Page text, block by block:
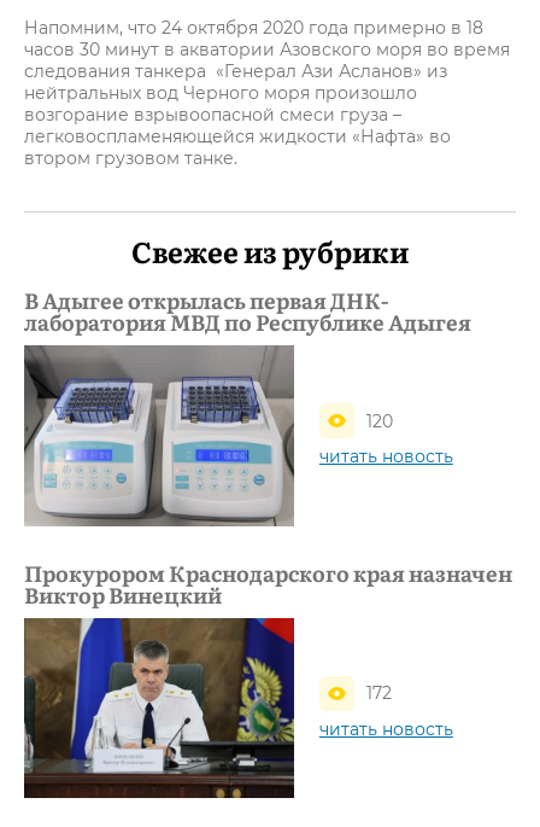
Напомним, что 24 октября 2020 года примерно в 18
часов 30 минут в акватории Азовского моря во время
следования танкера «Генерал Ази Асланов» из
нейтральных вод Черного моря произошло
возгорание взрывоопасной смеси груза –
легковоспламеняющейся жидкости «Нафта» во
втором грузовом танке.
Свежее из рубрики
В Адыгее открылась первая ДНК-
лаборатория МВД по Республике Адыгея
120
читать новость
Прокурором Краснодарского края назначен
Виктор Винецкий
172
читать новость